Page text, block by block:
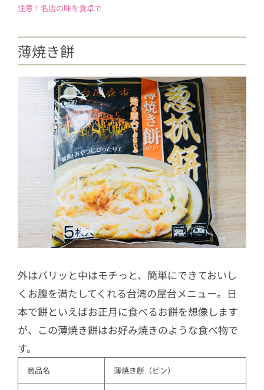
注意！名店の味を食卓で
薄焼き餅
外はバリッと中はモチっと、簡単にできておいし
くお腹を満たしてくれる台湾の屋台メニュー。日
本で餅といえばお正月に食べるお餅を想像します
が、この薄焼き餅はお好み焼きのような食べ物で
す。
商品名 薄焼き餅（ビン）